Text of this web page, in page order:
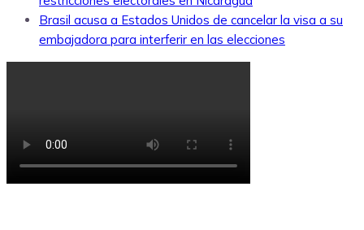
Brasil acusa a Estados Unidos de cancelar la visa a su
embajadora para interferir en las elecciones